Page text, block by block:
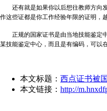
还有就是如果你以后想往教师方向
作这些证都是你工作经验年限的证明，
正规的国家证书是由当地技能鉴定
某技能鉴定中心，而且是有编码，可以
本文标题： 西点证书被
本文链接： http://